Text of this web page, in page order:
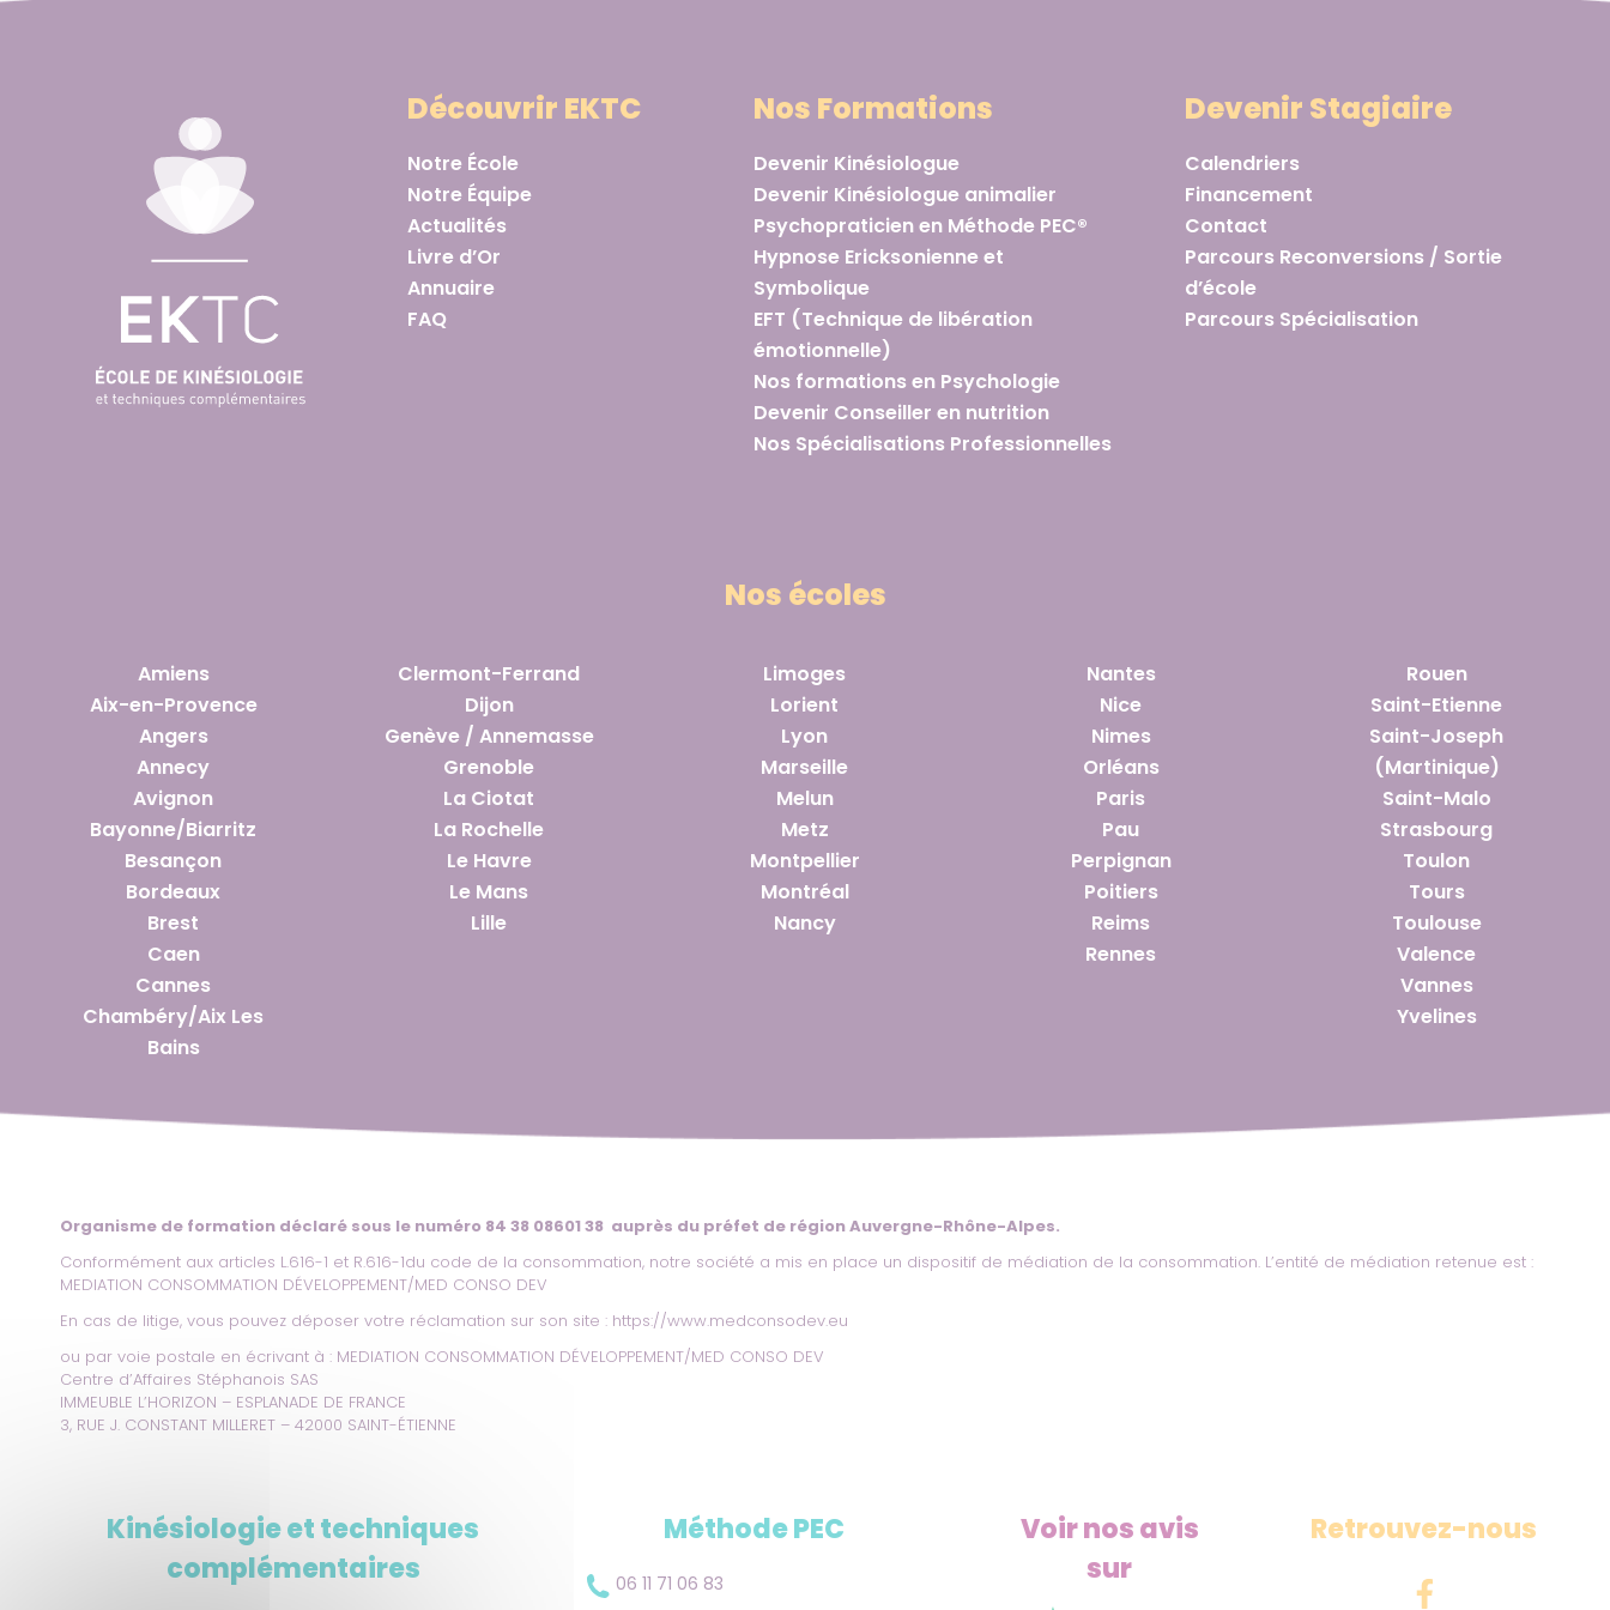
Découvrir EKTC
Notre École
Notre Équipe
Actualités
Livre d’Or
Annuaire
FAQ
Nos Formations
Devenir Kinésiologue
Devenir Kinésiologue animalier
Psychopraticien en Méthode PEC®
Hypnose Ericksonienne et
Symbolique
EFT (Technique de libération
émotionnelle)
Nos formations en Psychologie
Devenir Conseiller en nutrition
Nos Spécialisations Professionnelles
Devenir Stagiaire
Calendriers
Financement
Contact
Parcours Reconversions / Sortie
d’école
Parcours Spécialisation
Nos écoles
Amiens
Aix-en-Provence
Angers
Annecy
Avignon
Bayonne/Biarritz
Besançon
Bordeaux
Brest
Caen
Cannes
Chambéry/Aix Les
Bains
Clermont-Ferrand
Dijon
Genève / Annemasse
Grenoble
La Ciotat
La Rochelle
Le Havre
Le Mans
Lille
Limoges
Lorient
Lyon
Marseille
Melun
Metz
Montpellier
Montréal
Nancy
Nantes
Nice
Nimes
Orléans
Paris
Pau
Perpignan
Poitiers
Reims
Rennes
Rouen
Saint-Etienne
Saint-Joseph
(Martinique)
Saint-Malo
Strasbourg
Toulon
Tours
Toulouse
Valence
Vannes
Yvelines
Organisme de formation déclaré sous le numéro 84 38 08601 38 auprès du préfet de région Auvergne-Rhône-Alpes.
Conformément aux articles L.616-1 et R.616-1du code de la consommation, notre société a mis en place un dispositif de médiation de la consommation. L’entité de médiation retenue est :
MEDIATION CONSOMMATION DÉVELOPPEMENT/MED CONSO DEV
En cas de litige, vous pouvez déposer votre réclamation sur son site : https://www.medconsodev.eu
ou par voie postale en écrivant à : MEDIATION CONSOMMATION DÉVELOPPEMENT/MED CONSO DEV
Centre d’Affaires Stéphanois SAS
IMMEUBLE L’HORIZON – ESPLANADE DE FRANCE
3, RUE J. CONSTANT MILLERET – 42000 SAINT-ÉTIENNE
Kinésiologie et techniques
complémentaires
Méthode PEC
06 11 71 06 83
Voir nos avis
sur
Retrouvez-nous